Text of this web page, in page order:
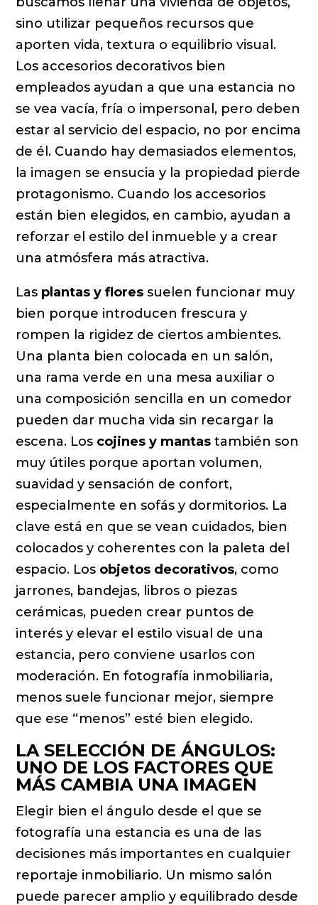
sino utilizar pequeños recursos que
aporten vida, textura o equilibrio visual.
Los accesorios decorativos bien
empleados ayudan a que una estancia no
se vea vacía, fría o impersonal, pero deben
estar al servicio del espacio, no por encima
de él. Cuando hay demasiados elementos,
la imagen se ensucia y la propiedad pierde
protagonismo. Cuando los accesorios
están bien elegidos, en cambio, ayudan a
reforzar el estilo del inmueble y a crear
una atmósfera más atractiva.
Las plantas y flores suelen funcionar muy
bien porque introducen frescura y
rompen la rigidez de ciertos ambientes.
Una planta bien colocada en un salón,
una rama verde en una mesa auxiliar o
una composición sencilla en un comedor
pueden dar mucha vida sin recargar la
escena. Los cojines y mantas también son
muy útiles porque aportan volumen,
suavidad y sensación de confort,
especialmente en sofás y dormitorios. La
clave está en que se vean cuidados, bien
colocados y coherentes con la paleta del
espacio. Los objetos decorativos, como
jarrones, bandejas, libros o piezas
cerámicas, pueden crear puntos de
interés y elevar el estilo visual de una
estancia, pero conviene usarlos con
moderación. En fotografía inmobiliaria,
menos suele funcionar mejor, siempre
que ese “menos” esté bien elegido.
LA SELECCIÓN DE ÁNGULOS:
UNO DE LOS FACTORES QUE
MÁS CAMBIA UNA IMAGEN
Elegir bien el ángulo desde el que se
fotografía una estancia es una de las
decisiones más importantes en cualquier
reportaje inmobiliario. Un mismo salón
puede parecer amplio y equilibrado desde